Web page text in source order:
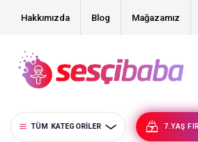
Hakkımızda Blog Mağazamız
TÜM KATEGORILER 7.YAŞ